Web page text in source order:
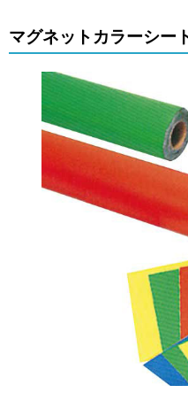
マグネットカラーシー